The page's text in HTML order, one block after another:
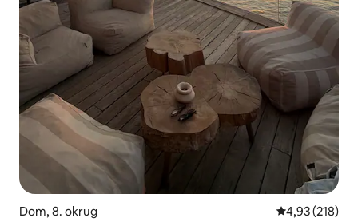
Dom, 8. okrug Prosečna
4,93 (218)